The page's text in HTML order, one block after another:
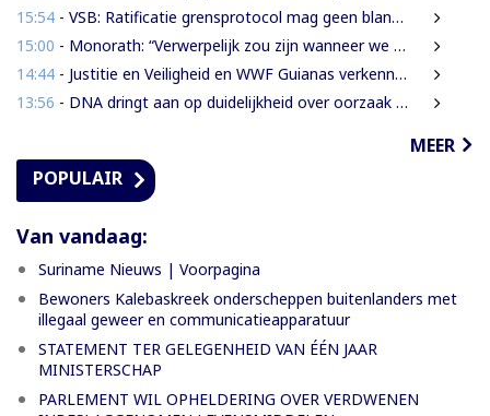
15:54 - VSB: Ratificatie grensprotocol mag geen blanco cheque zijn
15:00 - Monorath: “Verwerpelijk zou zijn wanneer we de dingen zouden bedekken met de mantel der liefde”
14:44 - Justitie en Veiligheid en WWF Guianas verkennen verdere samenwerking
13:56 - DNA dringt aan op duidelijkheid over oorzaak massale vissterfte
MEER
POPULAIR
Van vandaag:
Suriname Nieuws | Voorpagina
Bewoners Kalebaskreek onderscheppen buitenlanders met
illegaal geweer en communicatieapparatuur
STATEMENT TER GELEGENHEID VAN ÉÉN JAAR
MINISTERSCHAP
PARLEMENT WIL OPHELDERING OVER VERDWENEN